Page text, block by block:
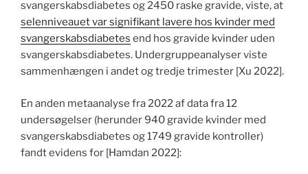
svangerskabsdiabetes og 2450 raske gravide, viste, at
selenniveauet var signifikant lavere hos kvinder med
svangerskabsdiabetes end hos gravide kvinder uden
svangerskabsdiabetes. Undergruppeanalyser viste
sammenhængen i andet og tredje trimester [Xu 2022].
En anden metaanalyse fra 2022 af data fra 12
undersøgelser (herunder 940 gravide kvinder med
svangerskabsdiabetes og 1749 gravide kontroller)
fandt evidens for [Hamdan 2022]: